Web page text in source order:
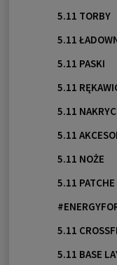
5.11 TORBY
5.11
5.11 PASKI
5.11
5.11
5.11
5.11 NOŻE
5.11 PATCHE
5.11
5.11 BASE